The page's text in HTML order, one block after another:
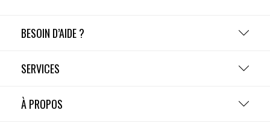
BESOIN D’AIDE ?
SERVICES
À PROPOS